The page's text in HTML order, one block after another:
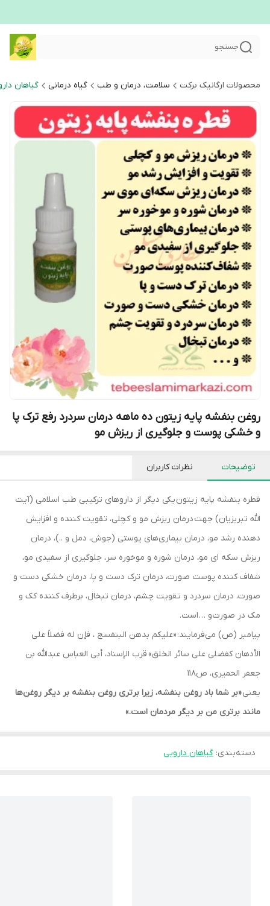
جستجو
محصولات ارگانیک برکت سلامت، درمان و طب گیاه درمانی گیاهان
روغن بنفشه پایه زیتون ده ماهه درمان سردرد رفع ترک پا
و خشکی پوست و جلوگیری از ریزش مو
توضیحات نظرات کاربران
قطره بنفشه پایه زیتون یکی دیگر از داروهای ترکیبی طب اسلامی (آیت
الله تبریزیان) جهت درمان ریزش مو و کچلی، تقویت کننده و افزایش
دهنده رشد مو، درمان بیماری‌های پوستی (جوش، دمل و ..)، درمان
ریزش سکه ای مو، درمان شوره و موخوره سر، جلوگیری از سفیدی مو،
شفاف کننده پوست صورت، درمان ترک دست و پا، درمان خشکی دست و
صورت، درمان سردرد و تقویت چشم، درمان تبخال، برطرف کننده کک و
مک در صورت و … است.
پیامبر (ص) می‌فرمایند: «علیکم بدهن البنفسج ، فإن له فضلاً على
الأدهان کفضلی على سائر الخلق»قرب الإسناد، أبی العباس عبدالله بن
جعفر الحمیری، ص۱۱۸
یعنی«بر شما باد روغن بنفشه، زیرا برتری روغن بنفشه بر دیگر روغن‌ها
مانند برتری من بر دیگر مردمان است.»
دسته‌بندی: گیاهان دارویی